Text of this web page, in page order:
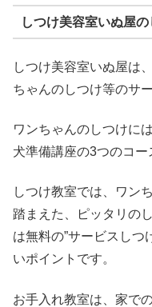
しつけ美容室いぬ屋
しつけ美容室いぬ屋は
ちゃんのしつけ等のサ
ワンちゃんのしつけに
犬準備講座の3つのコー
しつけ教室では、ワン
踏まえた、ピッタリの
は無料の”サービスしつ
いポイントです。
お手入れ教室は、家で